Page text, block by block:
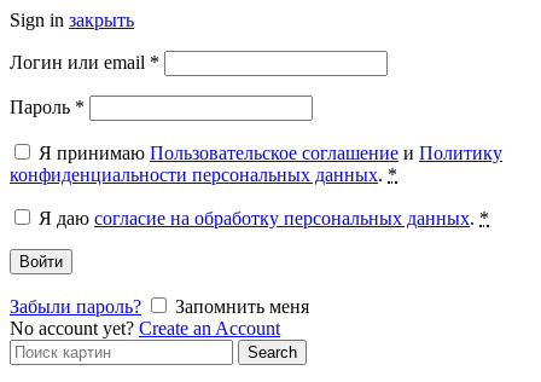
Sign in закрыть
Логин или email *
Пароль *
Я принимаю Пользовательское соглашение и Политику
конфиденциальности персональных данных. *
Я даю согласие на обработку персональных данных. *
Войти
Забыли пароль?
Запомнить меня
No account yet? Create an Account
Search
for:
Search